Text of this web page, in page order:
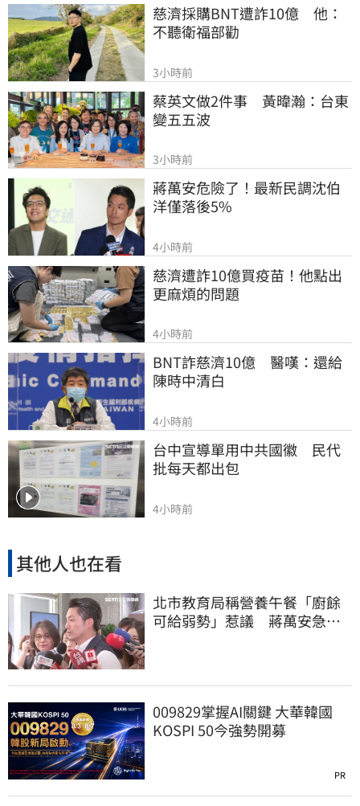
慈濟採購BNT遭詐10億　他：
不聽衛福部勸
3小時前
蔡英文做2件事　黃暐瀚：台東
變五五波
3小時前
蔣萬安危險了！最新民調沈伯
洋僅落後5%
4小時前
慈濟遭詐10億買疫苗！他點出
更麻煩的問題
4小時前
BNT詐慈濟10億　醫嘆：還給
陳時中清白
4小時前
台中宣導單用中共國徽　民代
批每天都出包
4小時前
其他人也在看
北市教育局稱營養午餐「廚餘
可給弱勢」惹議 蔣萬安急
009829掌握AI關鍵 大華韓國
KOSPI 50今強勢開募
PR